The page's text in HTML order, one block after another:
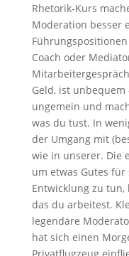
Rhetorik-Kurs
Moderation besser
Coach oder
Geld, ist
ungemein und
was du tust. In
der Umgang mit
wie in unserer. Die
um etwas Gutes
Entwicklung zu
das du arbeitest.
legendäre
hat sich einen
Privatflugzeug